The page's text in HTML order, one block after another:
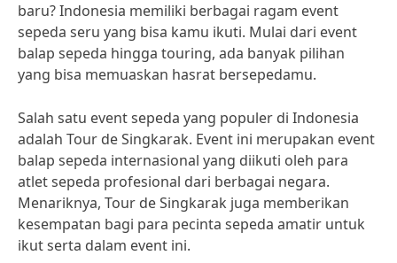
baru? Indonesia memiliki berbagai ragam event
sepeda seru yang bisa kamu ikuti. Mulai dari event
balap sepeda hingga touring, ada banyak pilihan
yang bisa memuaskan hasrat bersepedamu.
Salah satu event sepeda yang populer di Indonesia
adalah Tour de Singkarak. Event ini merupakan event
balap sepeda internasional yang diikuti oleh para
atlet sepeda profesional dari berbagai negara.
Menariknya, Tour de Singkarak juga memberikan
kesempatan bagi para pecinta sepeda amatir untuk
ikut serta dalam event ini.